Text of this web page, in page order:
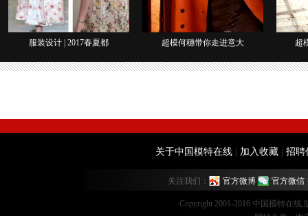
服装设计 | 2017春夏都 超模何穗带你走进意大 超
关于中国模特在线 加入收藏 招聘
关注我们： 官方微博 官方微信
Copyright 2001-2016 中国模特在线